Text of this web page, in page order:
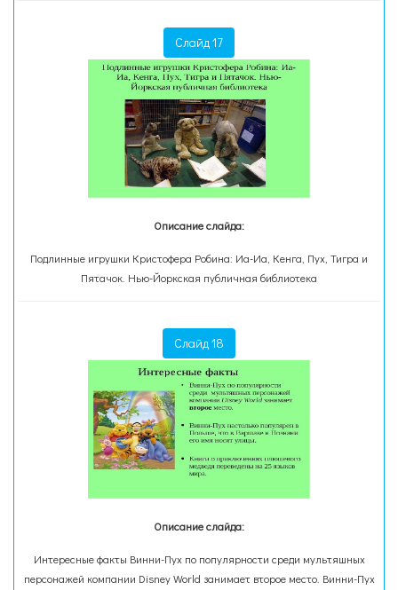
Слайд 17
Описание слайда:
Подлинные игрушки Кристофера Робина: Иа-Иа, Кенга, Пух, Тигра и
Пятачок. Нью-Йоркская публичная библиотека
Слайд 18
Описание слайда:
Интересные факты Винни-Пух по популярности среди мультяшных
персонажей компании Disney World занимает второе место. Винни-Пух